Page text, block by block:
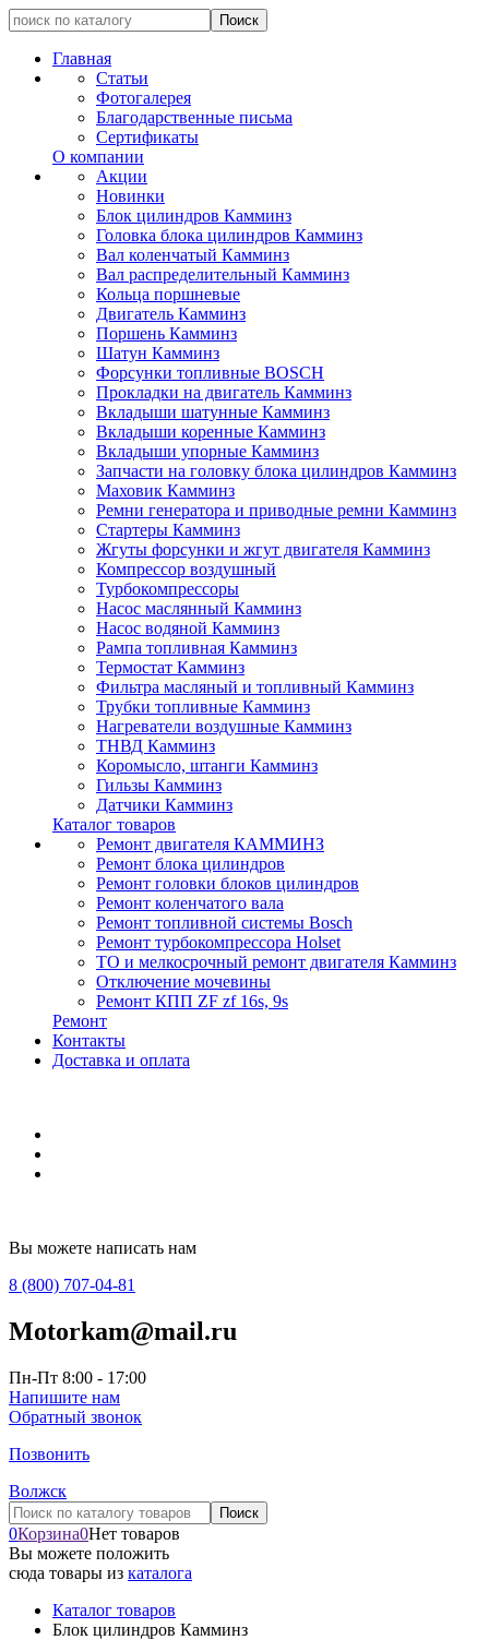
Главная
Статьи
Фотогалерея
Благодарственные письма
Сертификаты
О компании
Акции
Новинки
Блок цилиндров Камминз
Головка блока цилиндров Камминз
Вал коленчатый Камминз
Вал распределительный Камминз
Кольца поршневые
Двигатель Камминз
Поршень Камминз
Шатун Камминз
Форсунки топливные BOSCH
Прокладки на двигатель Камминз
Вкладыши шатунные Камминз
Вкладыши коренные Камминз
Вкладыши упорные Камминз
Запчасти на головку блока цилиндров Камминз
Маховик Камминз
Ремни генератора и приводные ремни Камминз
Стартеры Камминз
Жгуты форсунки и жгут двигателя Камминз
Компрессор воздушный
Турбокомпрессоры
Насос маслянный Камминз
Насос водяной Камминз
Рампа топливная Камминз
Термостат Камминз
Фильтра масляный и топливный Камминз
Трубки топливные Камминз
Нагреватели воздушные Камминз
ТНВД Камминз
Коромысло, штанги Камминз
Гильзы Камминз
Датчики Камминз
Каталог товаров
Ремонт двигателя КАММИНЗ
Ремонт блока цилиндров
Ремонт головки блоков цилиндров
Ремонт коленчатого вала
Ремонт топливной системы Bosch
Ремонт турбокомпрессора Holset
ТО и мелкосрочный ремонт двигателя Камминз
Отключение мочевины
Ремонт КПП ZF zf 16s, 9s
Ремонт
Контакты
Доставка и оплата
Вы можете написать нам
8 (800) 707-04-81
Motorkam@mail.ru
Пн-Пт 8:00 - 17:00
Напишите нам
Обратный звонок
Позвонить
Волжск
0Корзина0Нет товаров
Вы можете положить
сюда товары из каталога
Каталог товаров
Блок цилиндров Камминз